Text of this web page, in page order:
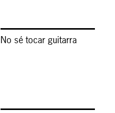
No sé tocar guitarra